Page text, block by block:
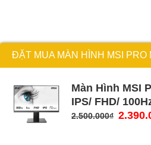
Màn Hình MSI
IPS/ FHD/
2.500.000₫ Giá